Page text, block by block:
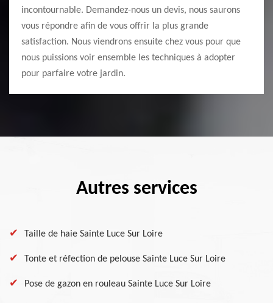
incontournable. Demandez-nous un devis, nous saurons
vous répondre afin de vous offrir la plus grande
satisfaction. Nous viendrons ensuite chez vous pour que
nous puissions voir ensemble les techniques à adopter
pour parfaire votre jardin.
Autres services
Taille de haie Sainte Luce Sur Loire
Tonte et réfection de pelouse Sainte Luce Sur Loire
Pose de gazon en rouleau Sainte Luce Sur Loire